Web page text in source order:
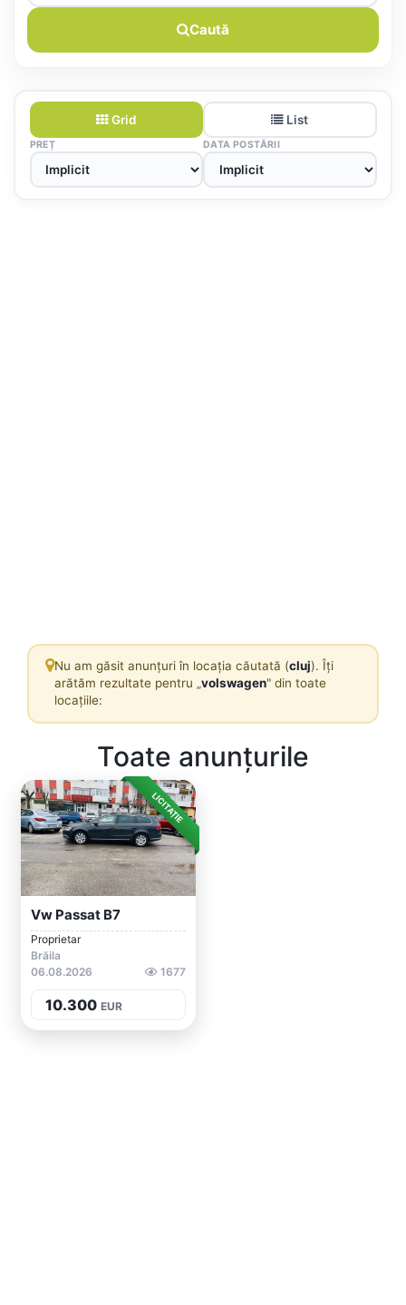
Caută
Grid List
PREȚ DATA POSTĂRII
Nu am găsit anunțuri în locația căutată (cluj). Îți
arătăm rezultate pentru „volswagen" din toate
locațiile:
Toate anunțurile
LICITAȚIE
Vw Passat B7
Proprietar
Brăila
06.08.2026
1677
10.300 EUR